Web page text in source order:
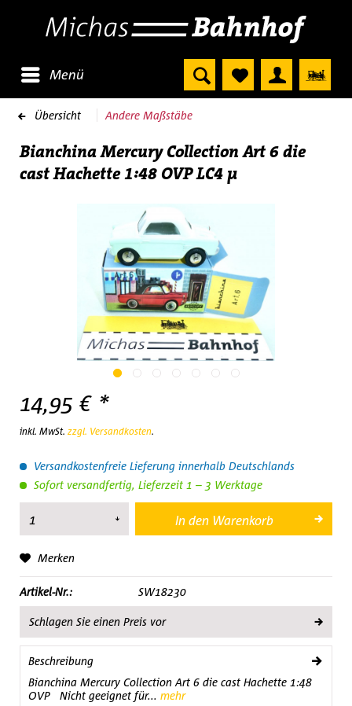
Menü
Übersicht Andere Maßstäbe
Bianchina Mercury Collection Art 6 die
cast Hachette 1:48 OVP LC4 µ
14,95 € *
inkl. MwSt. zzgl. Versandkosten.
Versandkostenfreie Lieferung innerhalb Deutschlands
Sofort versandfertig, Lieferzeit 1 – 3 Werktage
In den Warenkorb
Merken
Artikel-Nr.: SW18230
Schlagen Sie einen Preis vor
Beschreibung
Bianchina Mercury Collection Art 6 die cast Hachette 1:48
OVP Nicht geeignet für... mehr